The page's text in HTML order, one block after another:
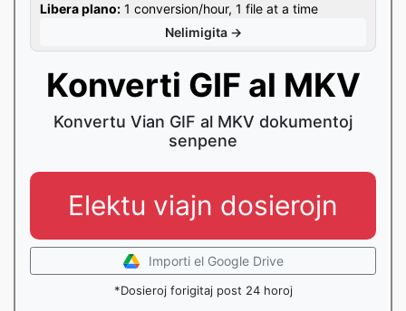
Libera plano: 1 conversion/hour, 1 file at a time
Nelimigita →
Konverti GIF al MKV
Konvertu Vian GIF al MKV dokumentoj
senpene
Elektu viajn dosierojn
Importi el Google Drive
*Dosieroj forigitaj post 24 horoj